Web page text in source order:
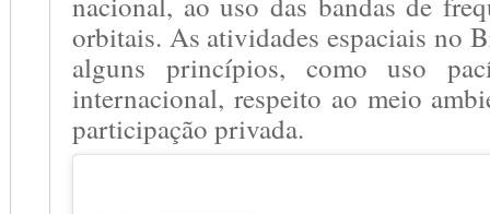
orbitais. As atividades espaciais no
alguns princípios, como uso
internacional, respeito ao meio
participação privada.